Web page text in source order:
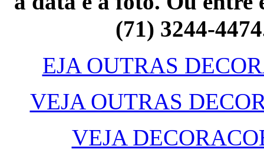
(71) 3244-
EJA OUTRAS
VEJA OUTRAS
VEJA